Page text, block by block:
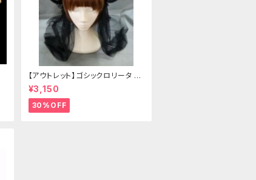
【アウトレット】ゴシックロリータ ゴ
ールドクラウン＆ホーン(ヴェール
付き)
¥3,150
30%OFF